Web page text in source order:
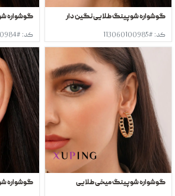
گوشواره شوپینگ طلایی نگین دار
کد: #113060100985
گوشواره
کد: #113060100984
گوشواره شوپینگ میخی طلایی گوشواره